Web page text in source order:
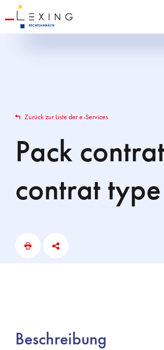
Zurück zur Liste der e-Services
Pack
contrat type
Beschreibung